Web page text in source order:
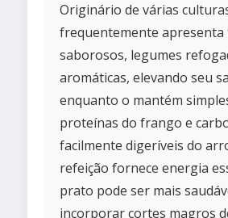
Originário de várias
frequentemente apresenta
saborosos, legumes
aromáticas, elevando seu
enquanto o mantém
proteínas do frango e
facilmente digeríveis do
refeição fornece energia
prato pode ser mais
incorporar cortes magros